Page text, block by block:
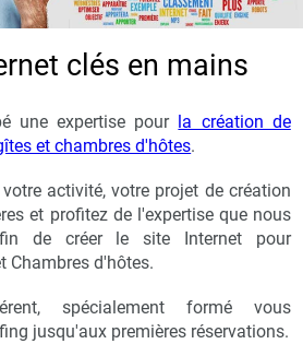
clés en mains
une expertise pour
la création de
et chambres d'hôtes.
activité, votre projet de création
et profitez de l'expertise que nous
de créer le site Internet pour
Chambres d'hôtes.
spécialement formé vous
jusqu'aux premières réservations.